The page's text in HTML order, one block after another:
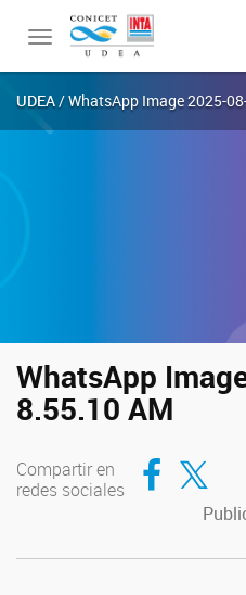
Toggle
navigation
UDEA/ WhatsApp Image 2025-
WhatsApp
8.55.10 AM
Compartir en
redes sociales
Compartir en
Compartir en